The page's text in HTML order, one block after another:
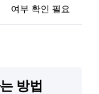
여부 확인 필요
방법